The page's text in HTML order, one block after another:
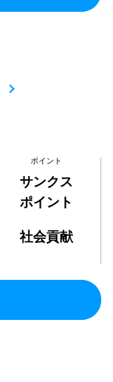
ポイント
サンクス
ポイント
社会貢献